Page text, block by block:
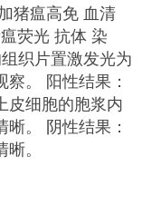
猪瘟高免 血清
荧光 抗体 染
织片置激发光为
。 阳性结果：
皮细胞的胞浆内
。 阴性结果：
。